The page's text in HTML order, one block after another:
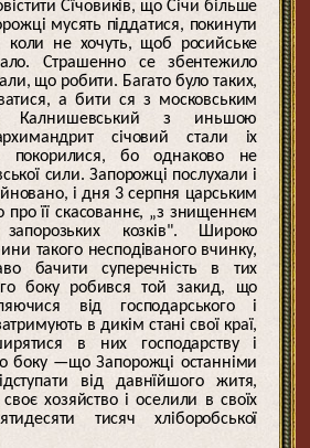
Сїчовиків, що Січи більше
мусять піддатися, покинути
коли не хочуть, щоб росийське
Страшенно се збентежило
що робити. Багато було таких,
а бити ся з московським
Калнишевський з иньшою
січовий стали іх
покорилися, бо однаково не
сили. Запорожці послухали і
і дня 3 серпня царським
про її скасованнє, „з знищеннєм
козків". Широко
такого несподіваного вчинку,
бачити суперечність в тих
боку робився той закид, що
від господарського і
в дикім стані свої краї,
в них господарству і
боку —що Запорожці останніми
від давнїйшого житя,
хозяйство і оселили в своїх
тисяч хліборобської